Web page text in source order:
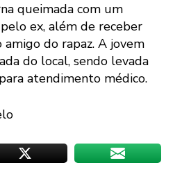
queimada com um
ex, além de receber
do rapaz. A jovem
do local, sendo levada
atendimento médico.